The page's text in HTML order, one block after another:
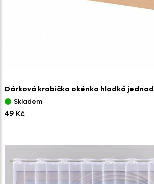
Dárková krabička okénko hladká
Skladem
49 Kč